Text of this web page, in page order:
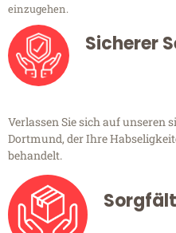
einzugehen.
Sicherer
Verlassen Sie sich auf unseren
Dortmund, der Ihre
behandelt.